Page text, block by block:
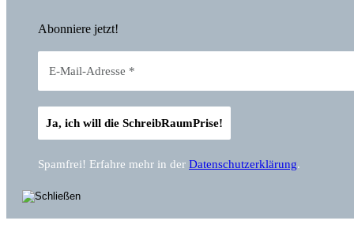
Abonniere jetzt!
Spamfrei! Erfahre mehr in der Datenschutzerklärung.